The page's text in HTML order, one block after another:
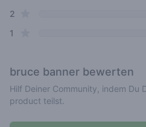
2
1
bruce banner bewerten
Hilf Deiner Community, indem Du
product teilst.